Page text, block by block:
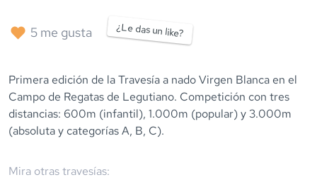
5 me gusta ¿Le das un like?
Primera edición de la Travesía a nado Virgen Blanca en el
Campo de Regatas de Legutiano. Competición con tres
distancias: 600m (infantil), 1.000m (popular) y 3.000m
(absoluta y categorías A, B, C).
Mira otras travesías: